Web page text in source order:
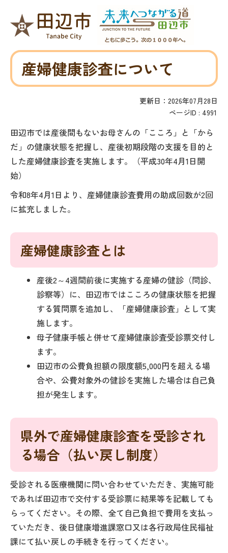
産婦健康診査について
更新日：2026年07月28日
ページID : 4991
田辺市では産後間もないお母さんの「こころ」と「から
だ」の健康状態を把握し、産後初期段階の支援を目的と
した産婦健康診査を実施します。（平成30年4月1日開
始）
令和8年4月1日より、産婦健康診査費用の助成回数が2回
に拡充しました。
産婦健康診査とは
産後2～4週間前後に実施する産婦の健診（問診、
診察等）に、田辺市ではこころの健康状態を把握
する質問票を追加し、「産婦健康診査」として実
施します。
母子健康手帳と併せて産婦健康診査受診票交付し
ます。
田辺市の公費負担額の限度額5,000円を超える場
合や、公費対象外の健診を実施した場合は自己負
担が発生します。
県外で産婦健康診査を受診され
る場合（払い戻し制度）
受診される医療機関に問い合わせていただき、実施可能
であれば田辺市で交付する受診票に結果等を記載しても
らってください。その際、全て自己負担で費用を支払っ
ていただき、後日健康増進課窓口又は各行政局住民福祉
課にて払い戻しの手続きを行ってください。